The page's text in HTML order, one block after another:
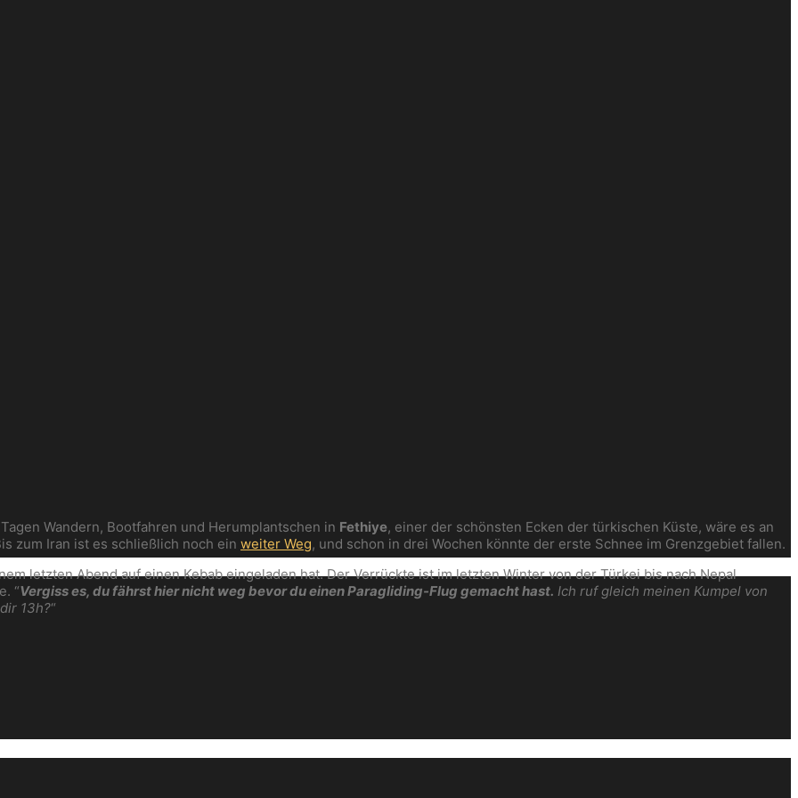
Wandern, Bootfahren und Herumplantschen in Fethiye, einer der schönsten Ecken der türkischen Küste, wäre es an
zum Iran ist es schließlich noch ein weiter Weg, und schon in drei Wochen könnte der erste Schnee im Grenzgebiet fallen.
letzten Abend auf einen Kebab eingeladen hat. Der Verrückte ist im letzten Winter von der Türkei bis nach Nepal
“Vergiss es, du fährst hier nicht weg bevor du einen Paragliding-Flug gemacht hast. Ich ruf gleich meinen Kumpel von
13h?“